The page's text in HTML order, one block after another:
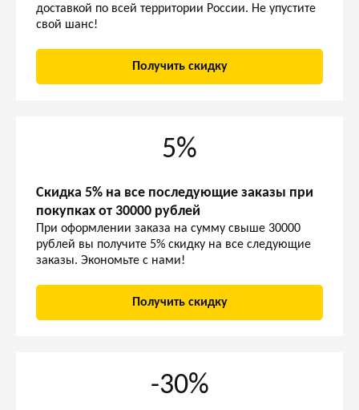
доставкой по всей территории России. Не упустите
свой шанс!
Получить скидку
5%
Скидка 5% на все последующие заказы при
покупках от 30000 рублей
При оформлении заказа на сумму свыше 30000
рублей вы получите 5% скидку на все следующие
заказы. Экономьте с нами!
Получить скидку
-30%